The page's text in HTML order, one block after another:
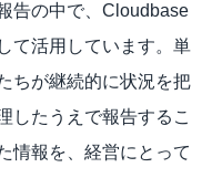
告の中で、Cloudbase
て活用しています。単
ちが継続的に状況を把
したうえで報告するこ
情報を、経営にとって